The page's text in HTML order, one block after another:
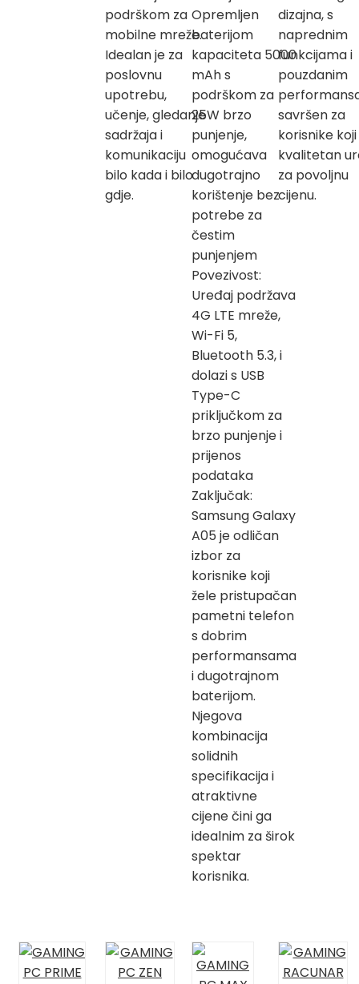
podrškom za
mobilne mreže.
Idealan je za
poslovnu
upotrebu,
učenje, gledanje
sadržaja i
komunikaciju
bilo kada i bilo
gdje.
Opremljen
baterijom
kapaciteta 5000
mAh s
podrškom za
25W brzo
punjenje,
omogućava
dugotrajno
korištenje bez
potrebe za
čestim
punjenjem
Povezivost:
Uređaj podržava
4G LTE mreže,
Wi-Fi 5,
Bluetooth 5.3, i
dolazi s USB
Type-C
priključkom za
brzo punjenje i
prijenos
podataka
Zaključak:
Samsung Galaxy
A05 je odličan
izbor za
korisnike koji
žele pristupačan
pametni telefon
s dobrim
performansama
i dugotrajnom
baterijom.
Njegova
kombinacija
solidnih
specifikacija i
atraktivne
cijene čini ga
idealnim za širok
spektar
korisnika.
dizajna, s
naprednim
funkcijama i
pouzdanim
savršen za
korisnike
kvalitetan
za povoljnu
cijenu.